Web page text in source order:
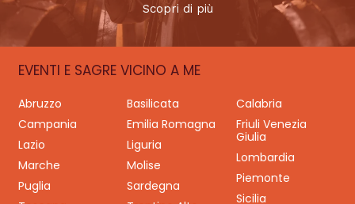
Scopri di più
EVENTI E SAGRE VICINO A ME
Abruzzo Basilicata
Calabria
Campania
Emilia Romagna
Friuli Venezia
Giulia
Lazio
Liguria
Lombardia
Marche
Molise
Piemonte
Puglia
Sardegna
Sicilia